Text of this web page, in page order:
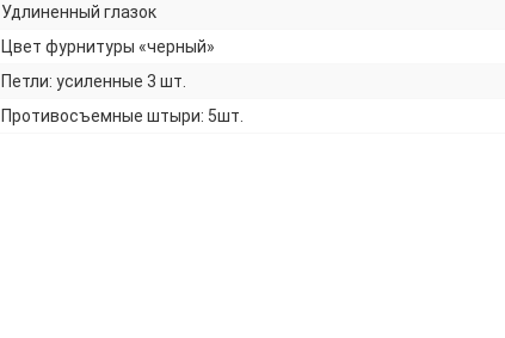
Удлиненный глазок
Цвет фурнитуры «черный»
Петли: усиленные 3 шт.
Противосъемные штыри: 5шт.